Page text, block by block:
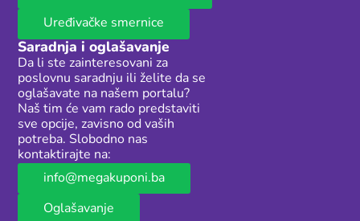
Uređivačke smernice
Saradnja i oglašavanje
Da li ste zainteresovani za
poslovnu saradnju ili želite da se
oglašavate na našem portalu?
Naš tim će vam rado predstaviti
sve opcije, zavisno od vaših
potreba. Slobodno nas
kontaktirajte na:
info@megakuponi.ba
Oglašavanje